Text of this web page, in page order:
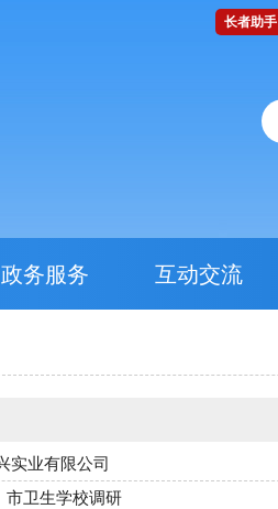
长者助手
政务服务 互动交流
实业有限公司
市卫生学校调研